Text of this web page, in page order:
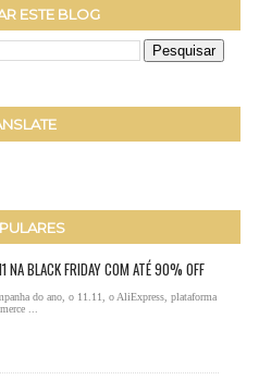
ESTE BLOG
NA BLACK FRIDAY COM ATÉ 90% OFF
do ano, o 11.11, o AliExpress, plataforma
...